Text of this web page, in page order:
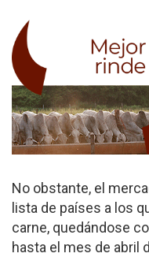
No obstante, el
lista de países a los
carne, quedándose
hasta el mes de abril